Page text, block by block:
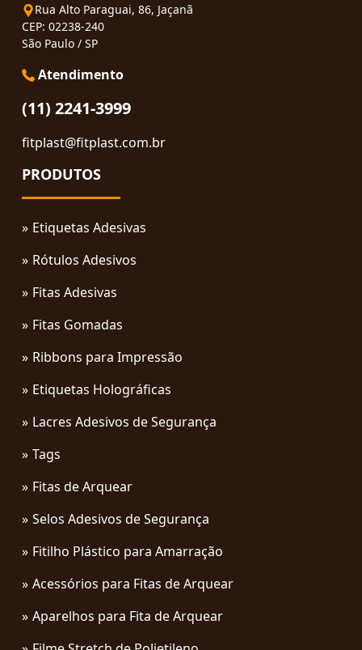
Rua Alto Paraguai, 86, Jaçanã
CEP: 02238-240
São Paulo / SP
Atendimento
(11) 2241-3999
fitplast@fitplast.com.br
PRODUTOS
Etiquetas Adesivas
Rótulos Adesivos
Fitas Adesivas
Fitas Gomadas
Ribbons para Impressão
Etiquetas Holográficas
Lacres Adesivos de Segurança
Tags
Fitas de Arquear
Selos Adesivos de Segurança
Fitilho Plástico para Amarração
Acessórios para Fitas de Arquear
Aparelhos para Fita de Arquear